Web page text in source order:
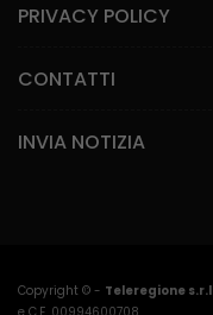
PRIVACY POLICY
CONTATTI
INVIA NOTIZIA
Copyright © - Teleregione s.r.l